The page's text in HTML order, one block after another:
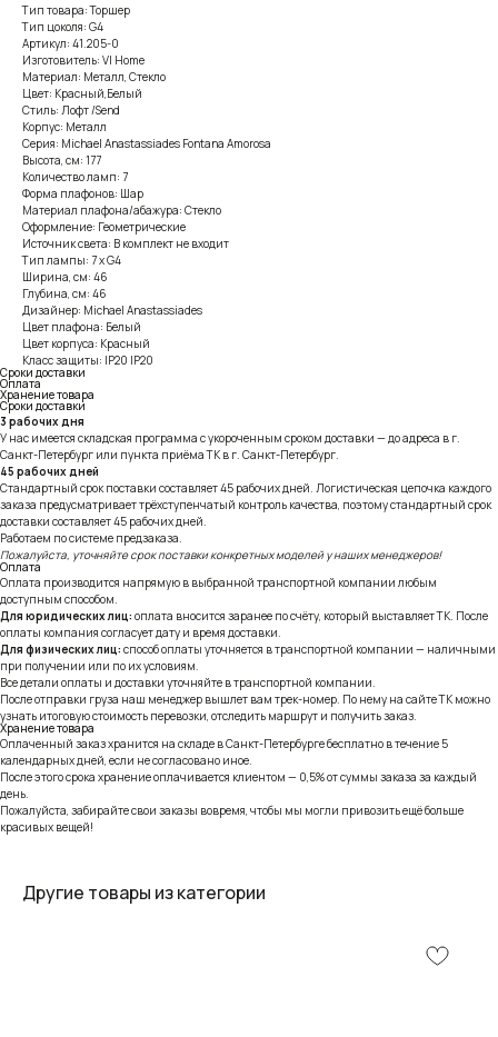
Тип товара: Торшер
Тип цоколя: G4
Артикул: 41.205-0
Изготовитель: VI Home
Материал: Металл, Стекло
Цвет: Красный,Белый
Стиль: Лофт /Send
Корпус: Металл
Серия: Michael Anastassiades Fontana Amorosa
Высота, см: 177
Количество ламп: 7
Форма плафонов: Шар
Материал плафона/абажура: Стекло
Оформление: Геометрические
Источник света: В комплект не входит
Тип лампы: 7 x G4
Ширина, см: 46
Глубина, см: 46
Дизайнер: Michael Anastassiades
Цвет плафона: Белый
Цвет корпуса: Красный
Класс защиты: IP20 IP20
Сроки доставки
Оплата
Хранение товара
Сроки доставки
3 рабочих дня
У нас имеется складская программа с укороченным сроком доставки — до адреса в г.
Санкт-Петербург или пункта приёма ТК в г. Санкт-Петербург.
45 рабочих дней
Стандартный срок поставки составляет 45 рабочих дней. Логистическая цепочка каждого
заказа предусматривает трёхступенчатый контроль качества, поэтому стандартный срок
доставки составляет 45 рабочих дней.
Работаем по системе предзаказа.
Пожалуйста, уточняйте срок поставки конкретных моделей у наших менеджеров!
Оплата
Оплата производится напрямую в выбранной транспортной компании любым
доступным способом.
Для юридических лиц: оплата вносится заранее по счёту, который выставляет ТК. После
оплаты компания согласует дату и время доставки.
Для физических лиц: способ оплаты уточняется в транспортной компании — наличными
при получении или по их условиям.
Все детали оплаты и доставки уточняйте в транспортной компании.
После отправки груза наш менеджер вышлет вам трек-номер. По нему на сайте ТК можно
узнать итоговую стоимость перевозки, отследить маршрут и получить заказ.
Хранение товара
Оплаченный заказ хранится на складе в Санкт-Петербурге бесплатно в течение 5
календарных дней, если не согласовано иное.
После этого срока хранение оплачивается клиентом — 0,5% от суммы заказа за каждый
день.
Пожалуйста, забирайте свои заказы вовремя, чтобы мы могли привозить ещё больше
красивых вещей!
Другие товары из категории